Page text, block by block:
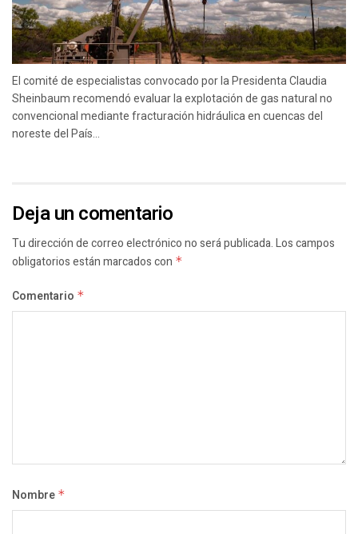
El comité de especialistas convocado por la Presidenta Claudia
Sheinbaum recomendó evaluar la explotación de gas natural no
convencional mediante fracturación hidráulica en cuencas del
noreste del País...
Deja un comentario
Tu dirección de correo electrónico no será publicada.Los campos
obligatorios están marcados con *
Comentario *
Nombre *